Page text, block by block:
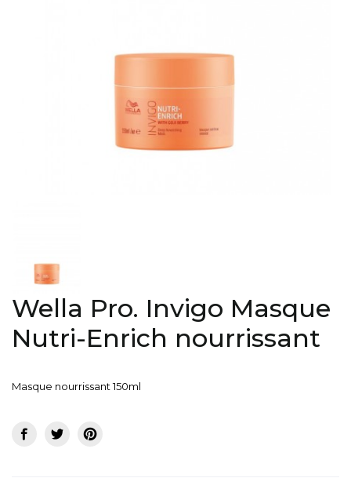
Wella Pro. Invigo Masque
Nutri-Enrich nourrissant
Masque nourrissant 150ml